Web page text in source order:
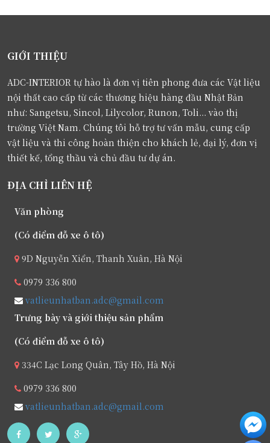
GIỚI THIỆU
ADC-INTERIOR tự hào là đơn vị tiên phong đưa các Vật liệu
nội thất cao cấp từ các thương hiệu hàng đầu Nhật Bản
như: Sangetsu, Sincol, Lilycolor, Runon, Toli... vào thị
trường Việt Nam. Chúng tôi hỗ trợ tư vấn mẫu, cung cấp
vật liệu và thi công hoàn thiện cho khách lẻ, đại lý, đơn vị
thiết kế, tổng thầu và chủ đầu tư dự án.
ĐỊA CHỈ LIÊN HỆ
Văn phòng
(Có điểm đỗ xe ô tô)
9D Nguyễn Xiển, Thanh Xuân, Hà Nội
0979 336 800
vatlieunhatban.adc@gmail.com
Trưng bày và giới thiệu sản phẩm
(Có điểm đỗ xe ô tô)
334C Lạc Long Quân, Tây Hồ, Hà Nội
0979 336 800
vatlieunhatban.adc@gmail.com